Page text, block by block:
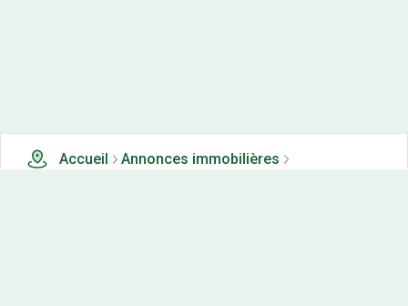
Accueil
Annonces immobilières